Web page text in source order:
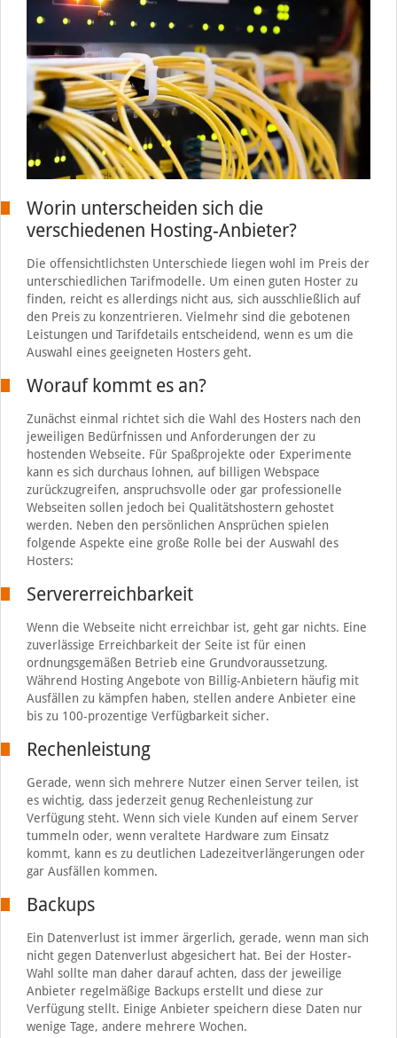
Worin unterscheiden sich die
verschiedenen Hosting-Anbieter?
Die offensichtlichsten Unterschiede liegen wohl im Preis der
unterschiedlichen Tarifmodelle. Um einen guten Hoster zu
finden, reicht es allerdings nicht aus, sich ausschließlich auf
den Preis zu konzentrieren. Vielmehr sind die gebotenen
Leistungen und Tarifdetails entscheidend, wenn es um die
Auswahl eines geeigneten Hosters geht.
Worauf kommt es an?
Zunächst einmal richtet sich die Wahl des Hosters nach den
jeweiligen Bedürfnissen und Anforderungen der zu
hostenden Webseite. Für Spaßprojekte oder Experimente
kann es sich durchaus lohnen, auf billigen Webspace
zurückzugreifen, anspruchsvolle oder gar professionelle
Webseiten sollen jedoch bei Qualitätshostern gehostet
werden. Neben den persönlichen Ansprüchen spielen
folgende Aspekte eine große Rolle bei der Auswahl des
Hosters:
Servererreichbarkeit
Wenn die Webseite nicht erreichbar ist, geht gar nichts. Eine
zuverlässige Erreichbarkeit der Seite ist für einen
ordnungsgemäßen Betrieb eine Grundvoraussetzung.
Während Hosting Angebote von Billig-Anbietern häufig mit
Ausfällen zu kämpfen haben, stellen andere Anbieter eine
bis zu 100-prozentige Verfügbarkeit sicher.
Rechenleistung
Gerade, wenn sich mehrere Nutzer einen Server teilen, ist
es wichtig, dass jederzeit genug Rechenleistung zur
Verfügung steht. Wenn sich viele Kunden auf einem Server
tummeln oder, wenn veraltete Hardware zum Einsatz
kommt, kann es zu deutlichen Ladezeitverlängerungen oder
gar Ausfällen kommen.
Backups
Ein Datenverlust ist immer ärgerlich, gerade, wenn man sich
nicht gegen Datenverlust abgesichert hat. Bei der Hoster-
Wahl sollte man daher darauf achten, dass der jeweilige
Anbieter regelmäßige Backups erstellt und diese zur
Verfügung stellt. Einige Anbieter speichern diese Daten nur
wenige Tage, andere mehrere Wochen.